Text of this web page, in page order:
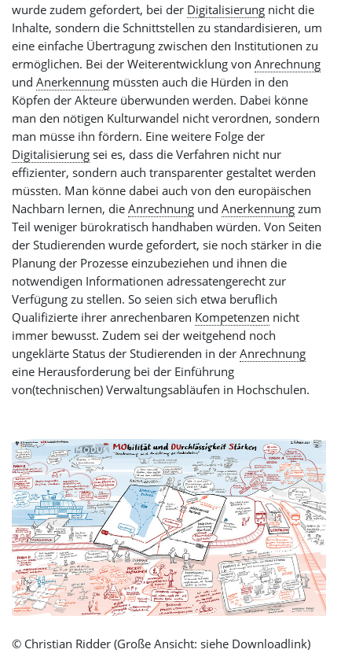
wurde zudem gefordert, bei der Digitalisierung nicht die
Inhalte, sondern die Schnittstellen zu standardisieren, um
eine einfache Übertragung zwischen den Institutionen zu
ermöglichen. Bei der Weiterentwicklung von Anrechnung
und Anerkennung müssten auch die Hürden in den
Köpfen der Akteure überwunden werden. Dabei könne
man den nötigen Kulturwandel nicht verordnen, sondern
man müsse ihn fördern. Eine weitere Folge der
Digitalisierung sei es, dass die Verfahren nicht nur
effizienter, sondern auch transparenter gestaltet werden
müssten. Man könne dabei auch von den europäischen
Nachbarn lernen, die Anrechnung und Anerkennung zum
Teil weniger bürokratisch handhaben würden. Von Seiten
der Studierenden wurde gefordert, sie noch stärker in die
Planung der Prozesse einzubeziehen und ihnen die
notwendigen Informationen adressatengerecht zur
Verfügung zu stellen. So seien sich etwa beruflich
Qualifizierte ihrer anrechenbaren Kompetenzen nicht
immer bewusst. Zudem sei der weitgehend noch
ungeklärte Status der Studierenden in der Anrechnung
eine Herausforderung bei der Einführung
von(technischen) Verwaltungsabläufen in Hochschulen.
© Christian Ridder (Große Ansicht: siehe Downloadlink)